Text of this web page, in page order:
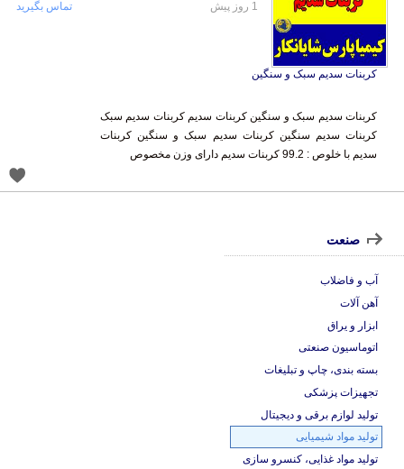
کربنات سدیم سبک و سنگین
کربنات سدیم سبک و سنگین کربنات سدیم کربنات سدیم سبک
کربنات سدیم سنگین کربنات سدیم سبک و سنگین کربنات
سدیم با خلوص : 99.2 کربنات سدیم دارای وزن مخصوص
تماس بگیرید
صنعت
آب و فاضلاب
آهن آلات
ابزار و یراق
اتوماسیون صنعتی
بسته بندی، چاپ و تبلیغات
تجهیزات پزشکی
تولید لوازم برقی و دیجیتال
تولید مواد شیمیایی
تولید مواد غذایی، کنسرو سازی